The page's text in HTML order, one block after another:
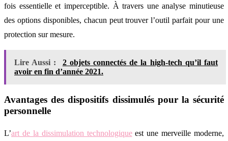
fois essentielle et imperceptible. À travers une analyse minutieuse
des options disponibles, chacun peut trouver l’outil parfait pour une
protection sur mesure.
Lire Aussi :
2 objets connectés de la high-tech qu’il faut
avoir en fin d’année 2021.
Avantages des dispositifs dissimulés pour la sécurité
personnelle
L’art de la dissimulation technologiqueest une merveille moderne,